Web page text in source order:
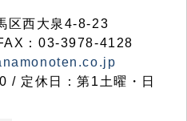
西大泉4-8-23
：03-3978-4128
/ 定休日：第1土曜・日